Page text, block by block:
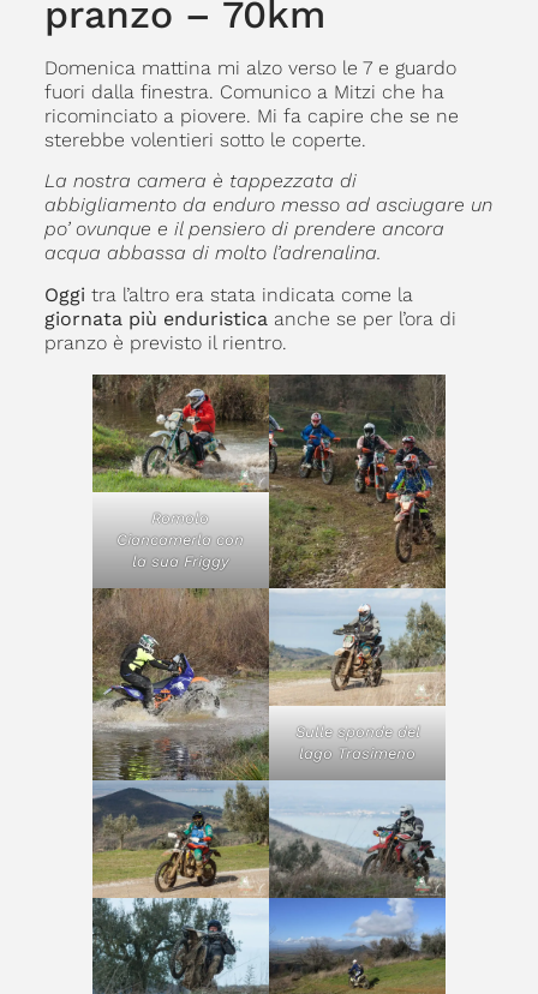
pranzo – 70km
Domenica mattina mi alzo verso le 7 e guardo
fuori dalla finestra. Comunico a Mitzi che ha
ricominciato a piovere. Mi fa capire che se ne
sterebbe volentieri sotto le coperte.
La nostra camera è tappezzata di
abbigliamento da enduro messo ad asciugare un
po’ ovunque e il pensiero di prendere ancora
acqua abbassa di molto l’adrenalina.
Oggi tra l’altro era stata indicata come la
giornata più enduristica anche se per l’ora di
pranzo è previsto il rientro.
Romolo
Ciancamerla con
la sua Friggy
Sulle sponde del
lago Trasimeno